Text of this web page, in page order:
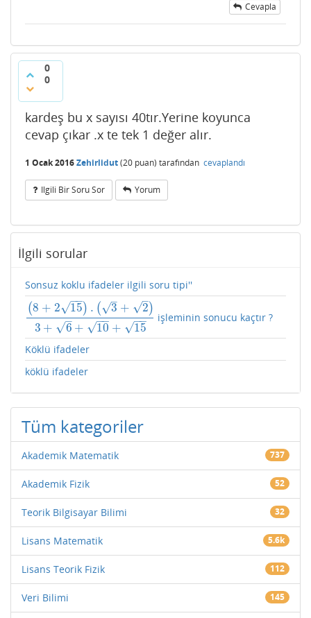
Cevapla
0
0
kardeş bu x sayısı 40tır.Yerine koyunca
cevap çıkar .x te tek 1 değer alır.
1 Ocak 2016Zehirlidut(20 puan) tarafından cevaplandı
Ilgili Bir Soru Sor Yorum
İlgili sorular
Sonsuz koklu ifadeler ilgili soru tipi''
(8 + 2 15
−−
√ ) . ( 3
–
√ + 2
–
√ )
3 + 6
–
√ + 10
−−
√ + 15
−−
√
(8+215).(3+2)3+6+10+15 işleminin sonucu kaçtır ?
Köklü ifadeler
köklü ifadeler
Tüm kategoriler
Akademik Matematik 737
Akademik Fizik 52
Teorik Bilgisayar Bilimi 32
Lisans Matematik 5.6k
Lisans Teorik Fizik 112
Veri Bilimi 145